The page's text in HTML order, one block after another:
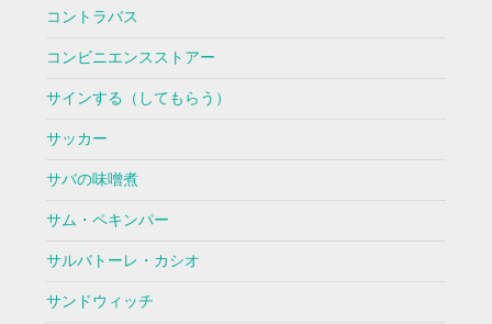
コントラバス
コンビニエンスストアー
サインする（してもらう）
サッカー
サバの味噌煮
サム・ペキンパー
サルバトーレ・カシオ
サンドウィッチ